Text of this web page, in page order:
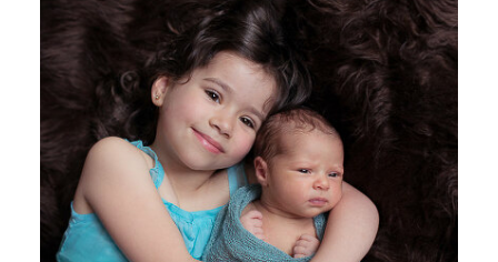
impossible!) mais…